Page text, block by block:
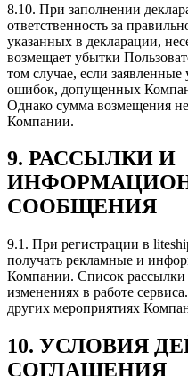
8.10. При заполнении
ответственность за
указанных в декларации,
возмещает убытки
том случае, если
ошибок, допущенных
Однако сумма возмещения
Компании.
9. РАССЫЛКИ И
СООБЩЕНИЯ
9.1. При регистрации в
получать рекламные и
Компании. Список
изменениях в работе
других мероприятиях
10. УСЛОВИЯ
СОГЛАШЕНИЯ